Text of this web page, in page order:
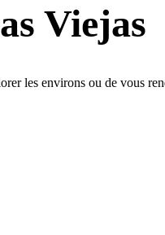
Viejas
les environs ou de vous